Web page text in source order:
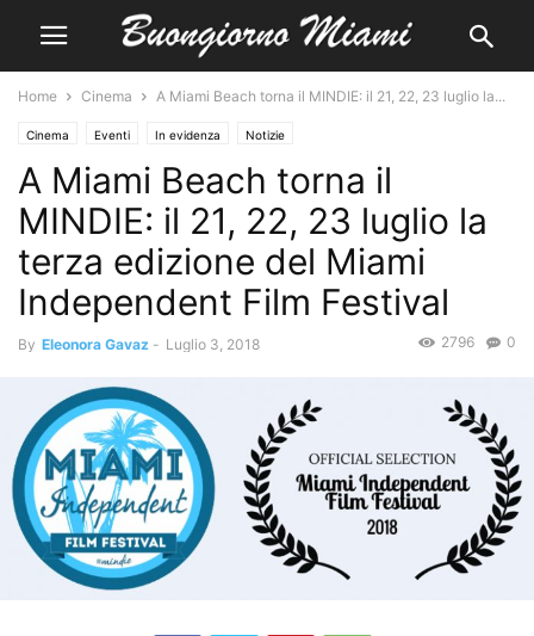
Home Cinema A Miami Beach torna il MINDIE: il 21, 22, 23 luglio la...
Cinema Eventi In evidenza Notizie
A Miami Beach torna il
MINDIE: il 21, 22, 23 luglio la
terza edizione del Miami
Independent Film Festival
By Eleonora Gavaz - Luglio 3, 2018 0
2796